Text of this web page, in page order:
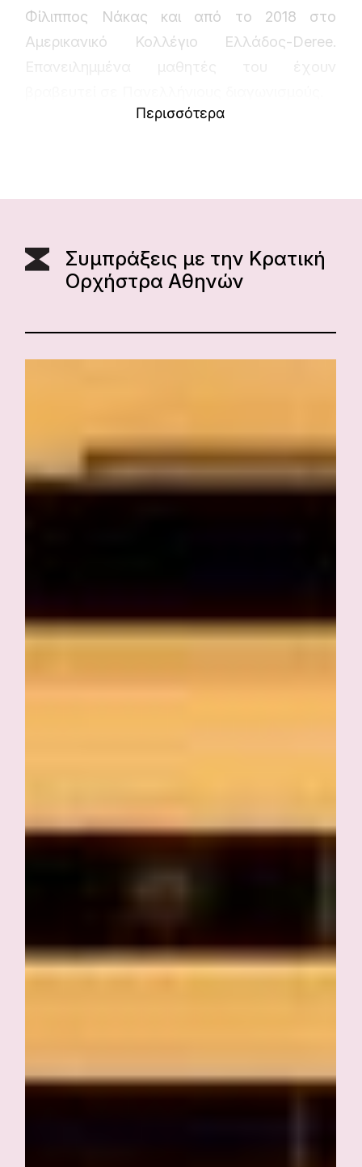
Φίλιππος Νάκας και από το 2018 στο
Αμερικανικό Κολλέγιο Ελλάδος-Deree.
Επανειλημμένα μαθητές του έχουν
Περισσότερα
Συμπράξεις με την Κρατική
Ορχήστρα Αθηνών